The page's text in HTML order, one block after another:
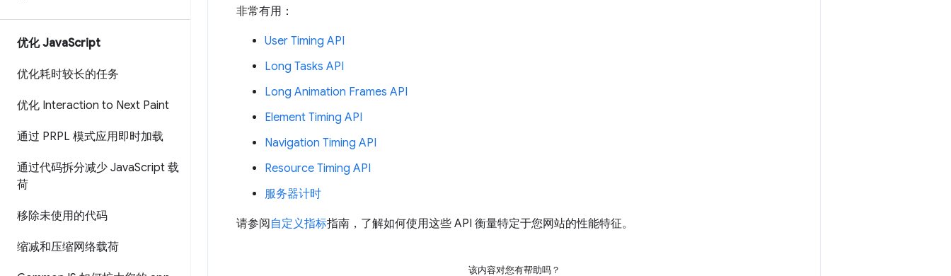
优化 JavaScript
优化耗时较长的任务
优化 Interaction to Next Paint
通过 PRPL 模式应用即时加载
通过代码拆分减少 JavaScript 载
荷
移除未使用的代码
缩减和压缩网络载荷
非常有用：
User Timing API
Long Tasks API
Long Animation Frames API
Element Timing API
Navigation Timing API
Resource Timing API
服务器计时
请参阅 自定义指标指南，了解如何使用这些 API 衡量特定于您网站的性能特征。
该内容对您有帮助吗？